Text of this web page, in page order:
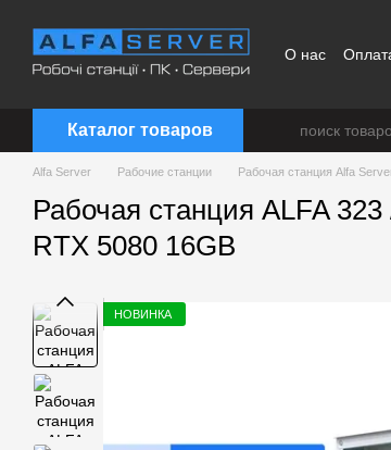
О нас
Каталог товаров
Alfa Server Рабочие станции Рабочая станция Alfa
Рабочая станция ALFA
RTX 5080 16GB
НОВИНКА